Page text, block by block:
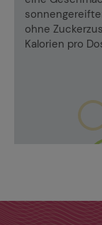
ohne
Kalorien pro